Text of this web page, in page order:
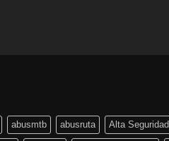
abusmtb abusruta Alta Seguridad